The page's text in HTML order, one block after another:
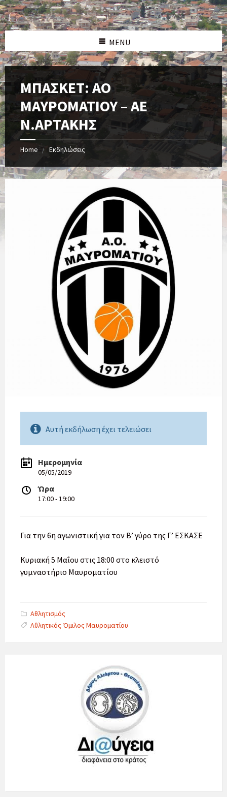
MENU
ΜΠΑΣΚΕΤ: ΑΟ
ΜΑΥΡΟΜΑΤΙΟΥ – ΑΕ
Ν.ΑΡΤΑΚΗΣ
Home Εκδηλώσεις
Αυτή εκδήλωση έχει τελειώσει
Ημερομηνία
05/05/2019
Ώρα
17:00 - 19:00
Για την 6η αγωνιστική για τον Β’ γύρο της Γ’ ΕΣΚΑΣΕ
Κυριακή 5 Μαΐου στις 18:00 στο κλειστό
γυμναστήριο Μαυροματίου
Categories:
Αθλητισμός
Tags:
Αθλητικός Όμιλος Μαυροματίου